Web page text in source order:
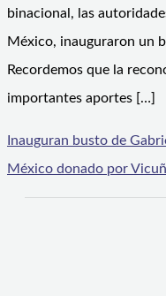
binacional, las
México, inauguraron un
Recordemos que la
importantes aportes […]
Inauguran busto de
México donado por